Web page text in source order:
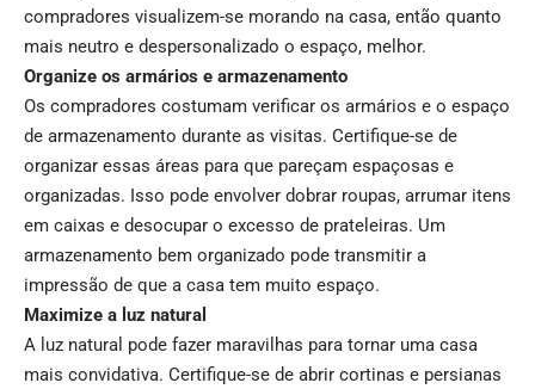
compradores visualizem-se morando na casa, então quanto
mais neutro e despersonalizado o espaço, melhor.
Organize os armários e armazenamento
Os compradores costumam verificar os armários e o espaço
de armazenamento durante as visitas. Certifique-se de
organizar essas áreas para que pareçam espaçosas e
organizadas. Isso pode envolver dobrar roupas, arrumar itens
em caixas e desocupar o excesso de prateleiras. Um
armazenamento bem organizado pode transmitir a
impressão de que a casa tem muito espaço.
Maximize a luz natural
A luz natural pode fazer maravilhas para tornar uma casa
mais convidativa. Certifique-se de abrir cortinas e persianas